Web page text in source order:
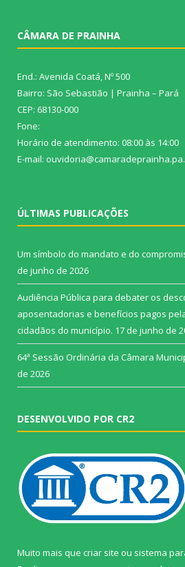
CÂMARA DE PRAINHA
End.: Avenida Coatá, Nº 500
Bairro: São Sebastião | Prainha – Pará
CEP: 68130-000
Fone:
Horário de atendimento: 08:00 às 14:00
E-mail:
ÚLTIMAS PUBLICAÇÕES
Um símbolo do mandato e do
de junho de 2026
Audiência Pública para debater os
aposentadorias e benefícios pagos
cidadãos do município. 17 de junho de
64ª Sessão Ordinária da Câmara
de 2026
DESENVOLVIDO POR CR2
Muito mais que criar site ou sistema